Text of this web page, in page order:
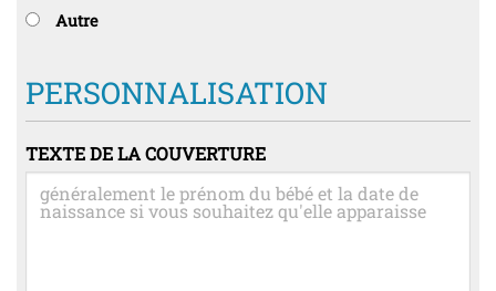
Autre
PERSONNALISATION
TEXTE DE LA COUVERTURE